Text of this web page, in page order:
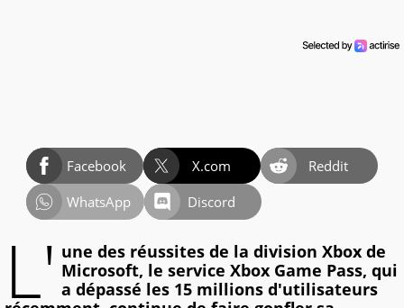
Facebook X.com
Reddit
WhatsApp
Discord
L' une des réussites de la division Xbox de
Microsoft, le service Xbox Game Pass, qui
a dépassé les 15 millions d'utilisateurs